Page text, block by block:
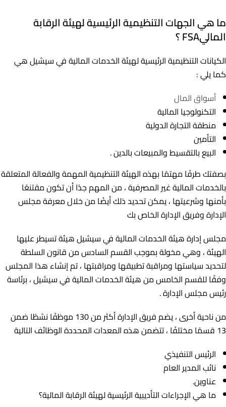
ما هي الجهات التنظيمية الرئيسية لهيئة الرقابة
الماليFSA ؟
الكيانات التنظيمية الرئيسية لهيئة الخدمات المالية في سيشيل هي
كما يلي :
أسواق المال
التكنولوجيا المالية
منطقة التجارة الدولية
التأمين
البيع بالتقسيط والمبيعات بالدين .
بصفتك طرفًا مهتمًا بهذه الهيئة التنظيمية المهمة والفعالة المتعلقة
بالخدمات المالية غير المصرفية ، من المهم جدًا أن تكون مقتنعًا
بأمنها وشرعيتها ، يمكن تحديد ذلك أيضًا من خلال معرفة مجلس
الإدارة وفريق الإدارة الخاص بك
مجلس إدارة هيئة الخدمات المالية في سيشيل هيئة تسيطر عليها
الهيئة ، وهي مخولة بموجب القسم السادس من قانون السلطة
لتحديد سياستها ومراقبة تطبيقها ومراقبتها ، تم إنشاء هذا المجلس
وفقًا للقسم الخامس من هيئة الخدمات المالية في سيشيل ، برئاسة
رئيس مجلس الإدارة .
من ناحية أخرى ، يضم فريق الإدارة أكثر من 130 موظفًا نشطًا ضمن
13 قسمًا مختلفًا ، تتضمن هذه المعدات المحددة الوظائف التالية
الرئيس التنفيذي
نائب المدير العام
عناوين.
ما هي الإجراءات التأديبية الرئيسية لهيئة الرقابة المالية؟